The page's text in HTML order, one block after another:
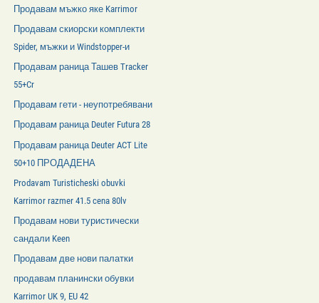
Продавам мъжко яке Karrimor
Продавам скиорски комплекти
Spider, мъжки и Windstopper-и
Продавам раница Ташев Tracker
55+Cr
Продавам гети - неупотребявани
Продавам раница Deuter Futura 28
Продавам раница Deuter ACT Lite
50+10 ПРОДАДЕНА
Prodavam Turisticheski obuvki
Karrimor razmer 41.5 cena 80lv
Продавам нови туристически
сандали Keen
Продавам две нови палатки
продавам планински обувки
Karrimor UK 9, EU 42